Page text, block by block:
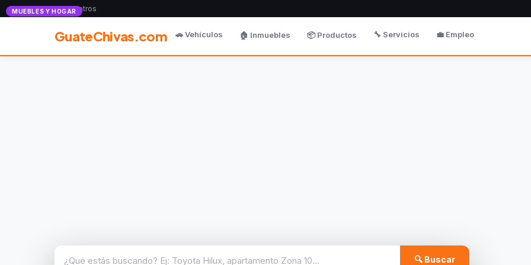
Anunciate con nosotros
GuateChivas.com 🚗 Vehículos 🏠 Inmuebles 📦 Productos 🔧 Servicios 💼 Empleo
🔍 Buscar
MUEBLES Y HOGAR